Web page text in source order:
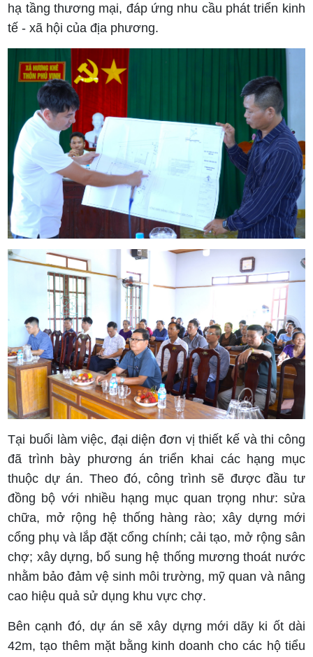
hạ tầng thương mại, đáp ứng nhu cầu phát triển kinh
tế - xã hội của địa phương.
Tại buổi làm việc, đại diện đơn vị thiết kế và thi công
đã trình bày phương án triển khai các hạng mục
thuộc dự án. Theo đó, công trình sẽ được đầu tư
đồng bộ với nhiều hạng mục quan trọng như: sửa
chữa, mở rộng hệ thống hàng rào; xây dựng mới
cổng phụ và lắp đặt cổng chính; cải tạo, mở rộng sân
chợ; xây dựng, bổ sung hệ thống mương thoát nước
nhằm bảo đảm vệ sinh môi trường, mỹ quan và nâng
cao hiệu quả sử dụng khu vực chợ.
Bên cạnh đó, dự án sẽ xây dựng mới dãy ki ốt dài
42m, tạo thêm mặt bằng kinh doanh cho các hộ tiểu